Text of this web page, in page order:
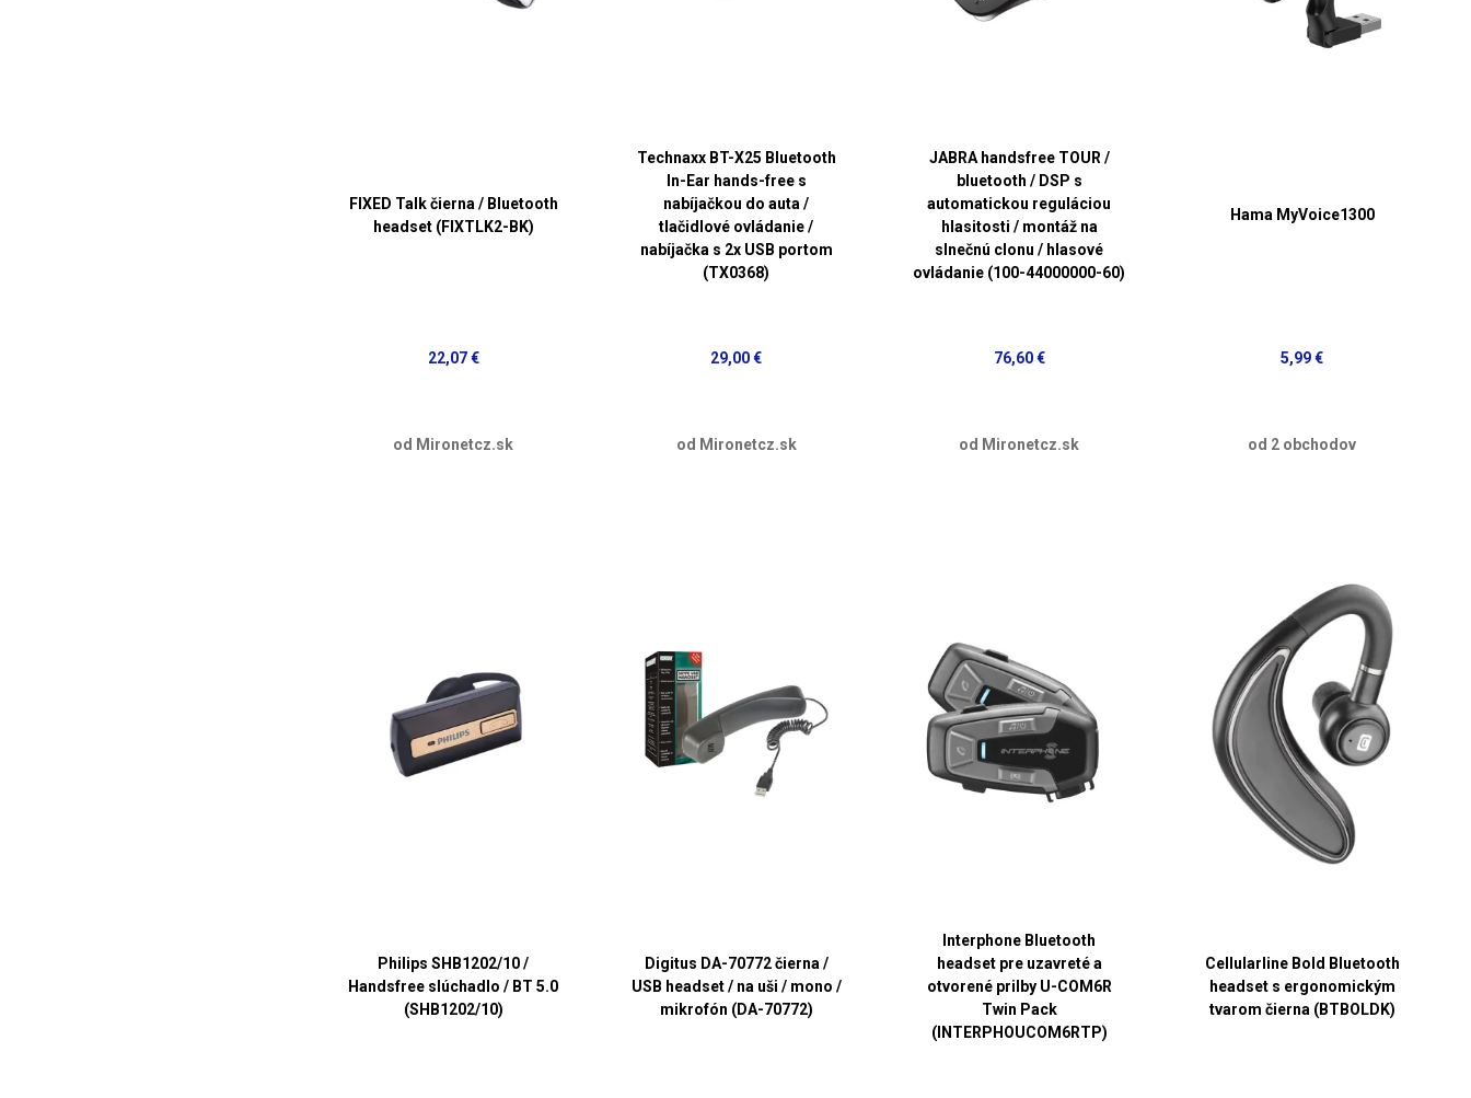
FIXED Talk čierna / Bluetooth
headset (FIXTLK2-BK)
22,07 €
od Mironetcz.sk
Technaxx BT-X25 Bluetooth
In-Ear hands-free s
nabíjačkou do auta /
tlačidlové ovládanie /
nabíjačka s 2x USB portom
(TX0368)
29,00 €
od Mironetcz.sk
JABRA handsfree TOUR /
bluetooth / DSP s
automatickou reguláciou
hlasitosti / montáž na
slnečnú clonu / hlasové
ovládanie (100-44000000-60)
76,60 €
od Mironetcz.sk
Hama MyVoice1300
5,99 €
od 2 obchodov
Philips SHB1202/10 /
Handsfree slúchadlo / BT 5.0
(SHB1202/10)
Digitus DA-70772 čierna /
USB headset / na uši / mono /
mikrofón (DA-70772)
Interphone Bluetooth
headset pre uzavreté a
otvorené prilby U-COM6R
Twin Pack
(INTERPHOUCOM6RTP)
Cellularline Bold Bluetooth
headset s ergonomickým
tvarom čierna (BTBOLDK)